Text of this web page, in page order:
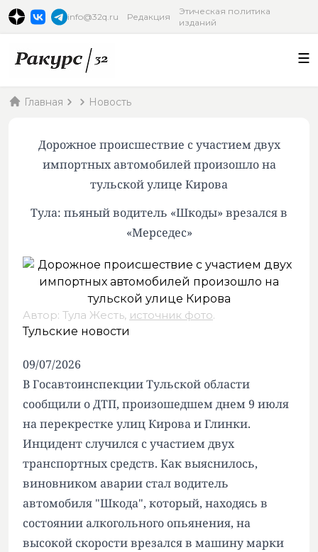
info@32q.ru Редакция
Этическая политика
изданий
Главная Новость
Дорожное происшествие с участием двух
импортных автомобилей произошло на
тульской улице Кирова
Тула: пьяный водитель «Шкоды» врезался в
«Мерседес»
Автор: Тула Жесть, источник фото.
Тульские новости
09/07/2026
В Госавтоинспекции Тульской области
сообщили о ДТП, произошедшем днем 9 июля
на перекрестке улиц Кирова и Глинки.
Инцидент случился с участием двух
транспортных средств. Как выяснилось,
виновником аварии стал водитель
автомобиля "Шкода", который, находясь в
состоянии алкогольного опьянения, на
высокой скорости врезался в машину марки